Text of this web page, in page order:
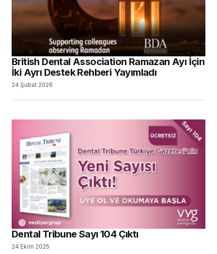
British Dental Association Ramazan Ayı İçin
İki Ayrı Destek Rehberi Yayımladı
24 Şubat 2026
Dental Tribune Sayı 104 Çıktı
24 Ekim 2025